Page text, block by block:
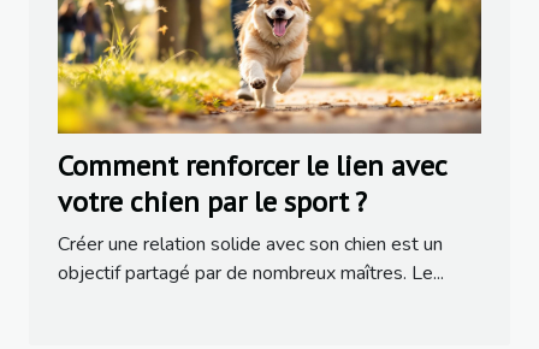
Comment renforcer le lien avec
votre chien par le sport ?
Créer une relation solide avec son chien est un
objectif partagé par de nombreux maîtres. Le...